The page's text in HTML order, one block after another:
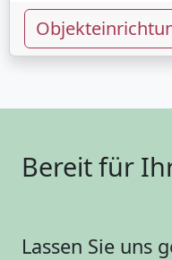
Bereit für
Lassen Sie uns